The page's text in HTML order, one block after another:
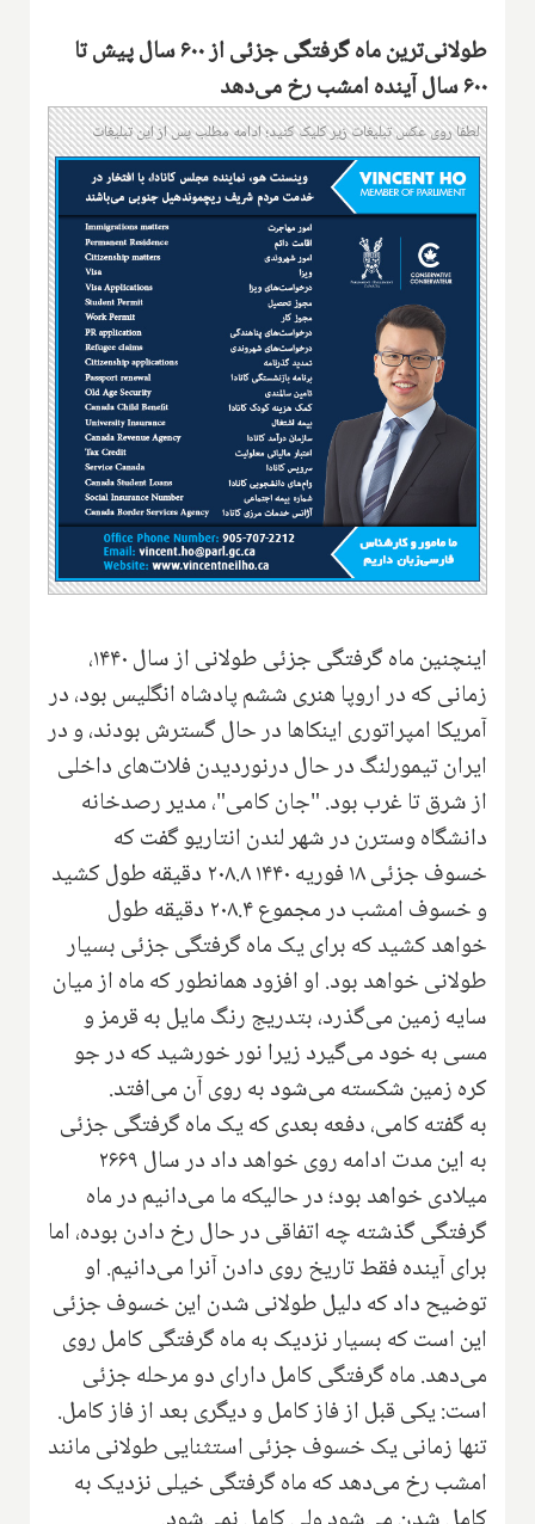
طولانی‌ترین ماه گرفتگی جزئی از ۶۰۰ سال پیش تا
۶۰۰ سال آینده امشب رخ می‌دهد
لطفا روی عکس تبلیغات زیر کلیک کنید؛ ادامه مطلب پس از این تبلیغات
اینچنین ‌ماه گرفتگی جزئی طولانی از سال ۱۴۴۰،
زمانی که در اروپا هنری ششم پادشاه انگلیس بود، در
آمریکا امپراتوری اینکاها در حال گسترش بودند، و در
ایران تیمورلنگ در حال درنوردیدن فلات‌های داخلی
از شرق تا غرب بود. "جان کامی"، مدیر رصدخانه
دانشگاه وسترن در شهر لندن انتاریو گفت که
خسوف جزئی ۱۸ فوریه ۱۴۴۰ ۲۰۸.۸ دقیقه طول کشید
و خسوف امشب در مجموع ۲۰۸.۴ دقیقه طول
خواهد کشید که برای یک ماه گرفتگی جزئی بسیار
طولانی خواهد بود. او افزود همانطور که ماه از میان
سایه زمین می‌گذرد، بتدریج رنگ مایل به قرمز و
مسی به خود می‌گیرد زیرا نور خورشید که در جو
کره زمین شکسته می‌شود به روی آن می‌افتد.
به گفته کامی، دفعه بعدی که یک ماه گرفتگی جزئی
به این مدت ادامه روی خواهد داد در سال ۲۶۶۹
میلادی خواهد بود؛ در حالیکه ما می‌دانیم در ماه
گرفتگی گذشته چه اتفاقی در حال رخ دادن بوده، اما
برای آینده فقط تاریخ روی دادن آنرا می‌دانیم. او
توضیح داد که دلیل طولانی شدن این خسوف جزئی
این است که بسیار نزدیک به ماه گرفتگی کامل روی
می‌دهد. ماه گرفتگی کامل دارای دو مرحله جزئی
است: یکی قبل از فاز کامل و دیگری بعد از فاز کامل.
تنها زمانی یک خسوف جزئی استثنایی طولانی مانند
امشب رخ می‌دهد که ماه گرفتگی خیلی نزدیک به